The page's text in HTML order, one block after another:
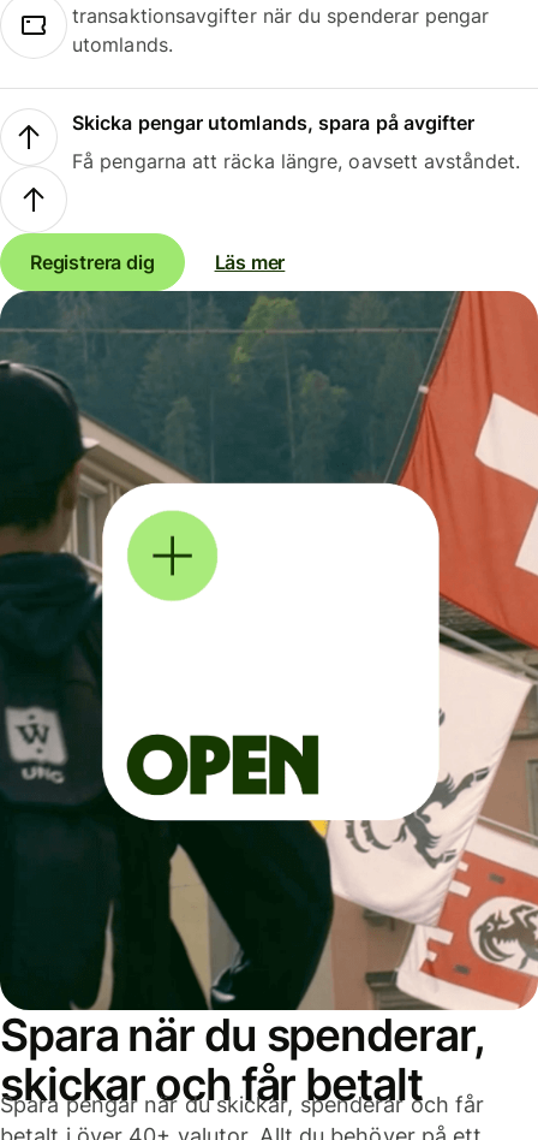
transaktionsavgifter när du spenderar pengar
utomlands.
Skicka pengar utomlands, spara på avgifter
Få pengarna att räcka längre, oavsett avståndet.
Registrera dig Läs mer
Spara när du spenderar,
skickar och får betalt
Spara pengar när du skickar, spenderar och får